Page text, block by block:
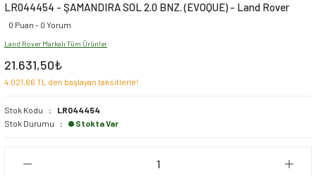
LR044454 - ŞAMANDIRA SOL 2.0 BNZ. (EVOQUE) - Land Rover
0 Puan - 0 Yorum
Land Rover Markalı Tüm Ürünler
21.631,50₺
4.021,66 TL den başlayan taksitlerle!
Stok Kodu
LR044454
Stok Durumu
Stokta Var